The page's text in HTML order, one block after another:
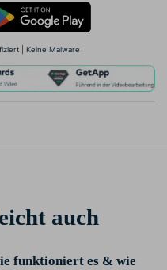
| Keine Malware
auch
funktioniert es & wie